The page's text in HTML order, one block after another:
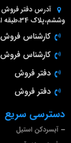
دسترسی سریع
آبسردکن استیل
آدرس دفتر فروش
وششم،پلاک 34،طبقه اول
کارشناس فروش
کارشناس فروش
دفتر فروش
دفتر فروش